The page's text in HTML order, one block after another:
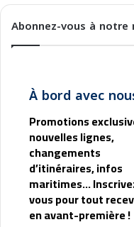
Abonnez-vous à
À bord avec
Promotions
nouvelles lignes,
changements
d’itinéraires, infos
maritimes...
vous pour tout
en avant-première !